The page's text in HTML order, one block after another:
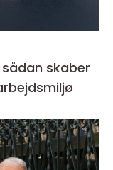
skaber